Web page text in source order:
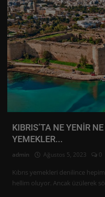
Keşfet
MALİTUR
Rota Rehberleri
TÜRKİYE
DÜNYA
YEME&İÇME
KIBRIS’TA NE YENİR
YEMEKLER...
admin Ağustos 5, 2023 0
Kıbrıs yemekleri denilince
hellim oluyor. Ancak üzülerek